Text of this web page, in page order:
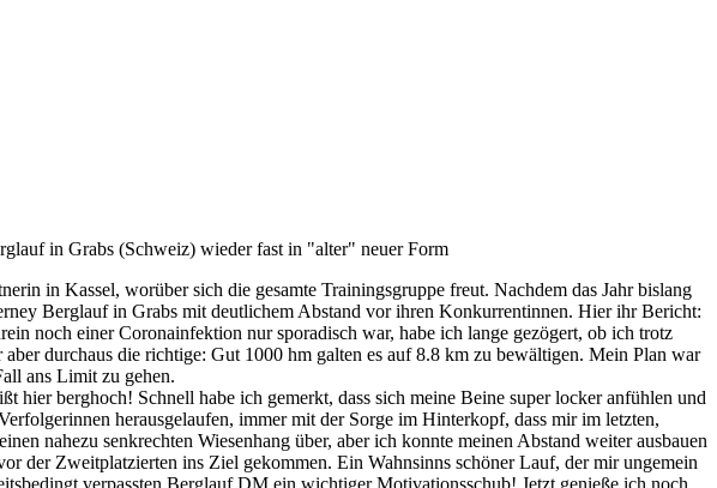
in Grabs (Schweiz) wieder fast in "alter" neuer Form
in Kassel, worüber sich die gesamte Trainingsgruppe freut. Nachdem das Jahr bislang
Berglauf in Grabs mit deutlichem Abstand vor ihren Konkurrentinnen. Hier ihr Bericht:
noch einer Coronainfektion nur sporadisch war, habe ich lange gezögert, ob ich trotz
durchaus die richtige: Gut 1000 hm galten es auf 8.8 km zu bewältigen. Mein Plan war
ans Limit zu gehen.
berghoch! Schnell habe ich gemerkt, dass sich meine Beine super locker anfühlen und
herausgelaufen, immer mit der Sorge im Hinterkopf, dass mir im letzten,
nahezu senkrechten Wiesenhang über, aber ich konnte meinen Abstand weiter ausbauen
der Zweitplatzierten ins Ziel gekommen. Ein Wahnsinns schöner Lauf, der mir ungemein